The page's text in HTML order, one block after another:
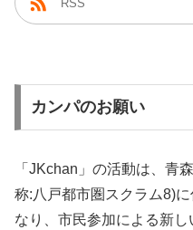
RSS
カンパのお願い
「JKchan」の活動は、青
称:八戸都市圏スクラム8)
なり、市民参加による新